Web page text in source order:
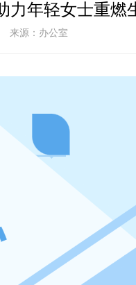
力年轻女士重燃
来源：办公室